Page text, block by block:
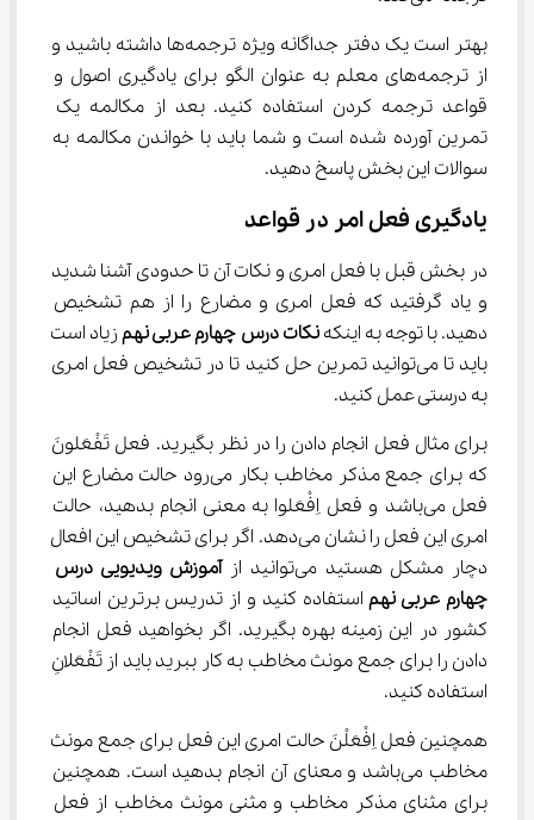
بهتر است یک دفتر جداگانه ویژه ترجمه‌ها داشته باشید و
از ترجمه‌های معلم به عنوان الگو برای یادگیری اصول و
قواعد ترجمه کردن استفاده کنید. بعد از مکالمه یک
تمرین آورده شده است و شما باید با خواندن مکالمه به
سوالات این بخش پاسخ دهید.
یادگیری فعل امر در قواعد
در بخش قبل با فعل امری و نکات آن تا حدودی آشنا شدید
و یاد گرفتید که فعل امری و مضارع را از هم تشخیص
دهید. با توجه به اینکه نکات درس چهارم عربی نهم زیاد است
باید تا می‌توانید تمرین حل کنید تا در تشخیص فعل امری
به درستی عمل کنید.
برای مثال فعل انجام دادن را در نظر بگیرید. فعل تَفْعَلونَ
که برای جمع مذکر مخاطب بکار می‌رود حالت مضارع این
فعل می‌باشد و فعل اِفْعَلوا به معنی انجام بدهید، حالت
امری این فعل را نشان می‌دهد. اگر برای تشخیص این افعال
دچار مشکل هستید می‌توانید از
آموزش ویدیویی درس
چهارم عربی نهم استفاده کنید و از تدریس برترین اساتید
کشور در این زمینه بهره بگیرید. اگر بخواهید فعل انجام
دادن را برای جمع مونث مخاطب به کار ببرید باید از تَفْعَلانِ
استفاده کنید.
همچنین فعل اِفْعَلْنَ حالت امری این فعل برای جمع مونث
مخاطب می‌باشد و معنای آن انجام بدهید است. همچنین
برای مثنای مذکر مخاطب و مثنی مونث مخاطب از فعل